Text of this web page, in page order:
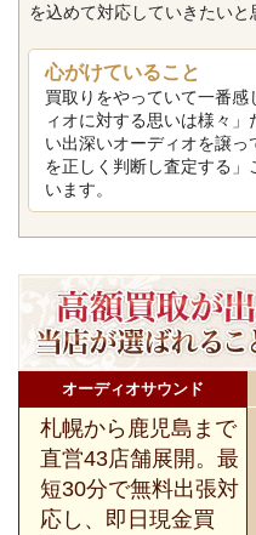
を込めて対応していきたいと
心がけていること
買取りをやっていて一番
ィオに対する思いは様々
い出深いオーディオを譲
を正しく判断し査定する
います。
オーディオサウンド
札幌から鹿児島まで
直営43店舗展開。最
短30分で無料出張対
応し、即日現金買